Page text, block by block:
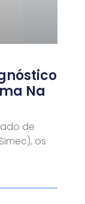
Na
de
os